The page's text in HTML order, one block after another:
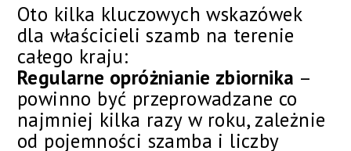
Oto kilka kluczowych wskazówek
dla właścicieli szamb na terenie
całego kraju:
Regularne opróżnianie zbiornika –
powinno być przeprowadzane co
najmniej kilka razy w roku, zależnie
od pojemności szamba i liczby